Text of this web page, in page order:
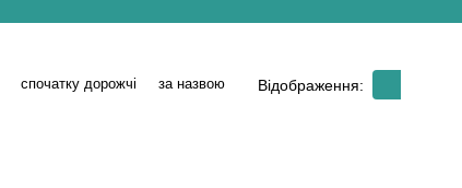
спочатку дорожчі за назвою Відображення: